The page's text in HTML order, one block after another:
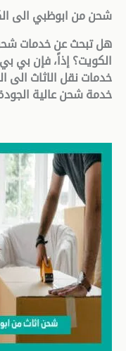
شحن من ابوظبي الى
هل تبحث عن خدمات شحن
الكويت؟ إذاً، فإن بي
خدمات نقل الاثاث
خدمة شحن عالية